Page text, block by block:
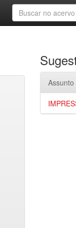
Assunto